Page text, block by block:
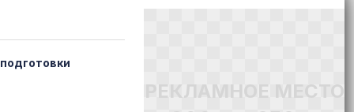
РЕКЛАМНОЕ МЕСТО